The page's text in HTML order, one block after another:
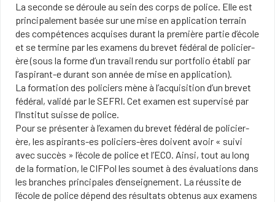
La seconde se déroule au sein des corps de police. Elle est
principalement basée sur une mise en application terrain
des compétences acquises durant la première partie d’école
et se termine par les examens du brevet fédéral de policier-
ère (sous la forme d’un travail rendu sur portfolio établi par
l’aspirant-e durant son année de mise en application).
La formation des policiers mène à l’acquisition d’un brevet
fédéral, validé par le SEFRI. Cet examen est supervisé par
l’Institut suisse de police.
Pour se présenter à l’examen du brevet fédéral de policier-
ère, les aspirants-es policiers-ères doivent avoir « suivi
avec succès » l’école de police et l’ECO. Ainsi, tout au long
de la formation, le CIFPol les soumet à des évaluations dans
les branches principales d’enseignement. La réussite de
l’école de police dépend des résultats obtenus aux examens